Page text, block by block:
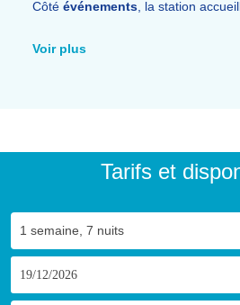
Côté événements, la station
Festival
une ambiance de
Voir plus
Tarifs et